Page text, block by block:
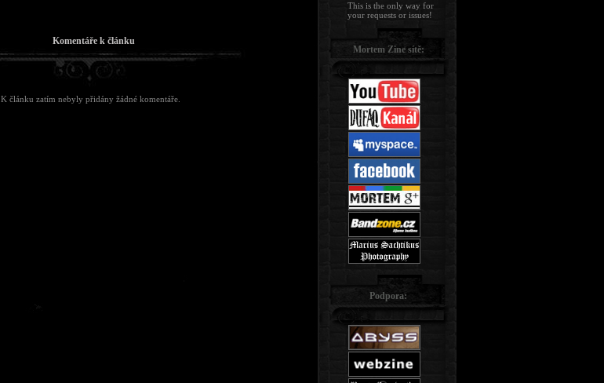
Komentáře k článku
K článku zatím nebyly přidány žádné komentáře.
This is the only way for
your requests or issues!
Mortem Zine sítě:
Podpora: